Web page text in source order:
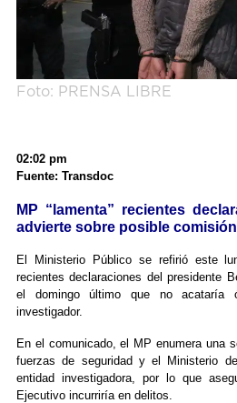
Foto: PRENSA LIBRE
02:02 pm
Fuente: Transdoc
MP “lamenta” recientes
advierte sobre posible
El Ministerio Público se refirió este
recientes declaraciones del presidente
el domingo último que no acataría
investigador.
En el comunicado, el MP enumera una
fuerzas de seguridad y el Ministerio
entidad investigadora, por lo que
Ejecutivo incurriría en delitos.